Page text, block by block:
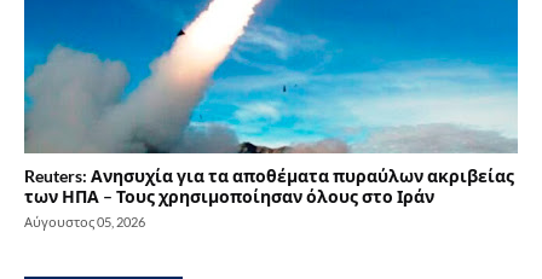
Reuters: Ανησυχία για τα αποθέματα πυραύλων ακριβείας
των ΗΠΑ – Τους χρησιμοποίησαν όλους στο Ιράν
Αύγουστος 05, 2026